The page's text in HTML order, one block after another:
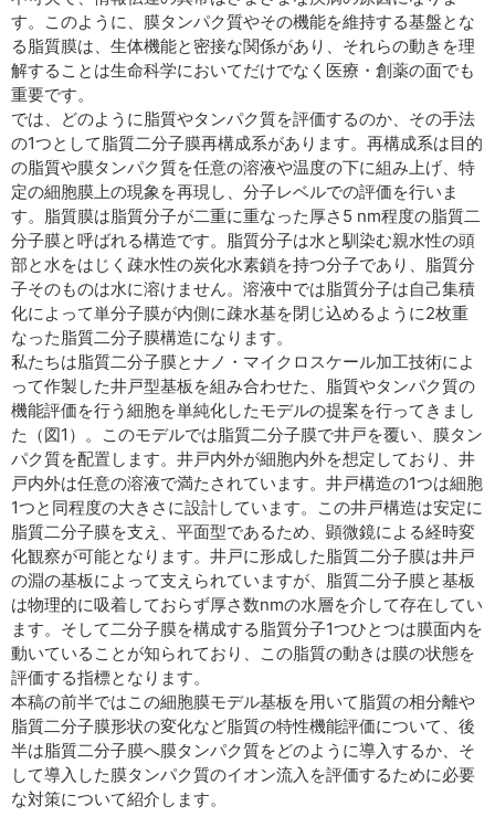
す。このように、膜タンパク質やその機能を維持する基盤とな
る脂質膜は、生体機能と密接な関係があり、それらの動きを理
解することは生命科学においてだけでなく医療・創薬の面でも
重要です。
では、どのように脂質やタンパク質を評価するのか、その手法
の1つとして脂質二分子膜再構成系があります。再構成系は目的
の脂質や膜タンパク質を任意の溶液や温度の下に組み上げ、特
定の細胞膜上の現象を再現し、分子レベルでの評価を行いま
す。脂質膜は脂質分子が二重に重なった厚さ5 nm程度の脂質二
分子膜と呼ばれる構造です。脂質分子は水と馴染む親水性の頭
部と水をはじく疎水性の炭化水素鎖を持つ分子であり、脂質分
子そのものは水に溶けません。溶液中では脂質分子は自己集積
化によって単分子膜が内側に疎水基を閉じ込めるように2枚重
なった脂質二分子膜構造になります。
私たちは脂質二分子膜とナノ・マイクロスケール加工技術によ
って作製した井戸型基板を組み合わせた、脂質やタンパク質の
機能評価を行う細胞を単純化したモデルの提案を行ってきまし
た（図1）。このモデルでは脂質二分子膜で井戸を覆い、膜タン
パク質を配置します。井戸内外が細胞内外を想定しており、井
戸内外は任意の溶液で満たされています。井戸構造の1つは細胞
1つと同程度の大きさに設計しています。この井戸構造は安定に
脂質二分子膜を支え、平面型であるため、顕微鏡による経時変
化観察が可能となります。井戸に形成した脂質二分子膜は井戸
の淵の基板によって支えられていますが、脂質二分子膜と基板
は物理的に吸着しておらず厚さ数nmの水層を介して存在してい
ます。そして二分子膜を構成する脂質分子1つひとつは膜面内を
動いていることが知られており、この脂質の動きは膜の状態を
評価する指標となります。
本稿の前半ではこの細胞膜モデル基板を用いて脂質の相分離や
脂質二分子膜形状の変化など脂質の特性機能評価について、後
半は脂質二分子膜へ膜タンパク質をどのように導入するか、そ
して導入した膜タンパク質のイオン流入を評価するために必要
な対策について紹介します。